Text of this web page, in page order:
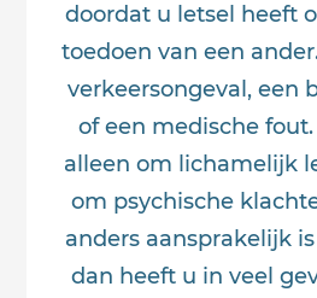
doordat u letsel heeft
toedoen van een
verkeersongeval, een
of een medische
alleen om lichamelijk
om psychische
anders aansprakelijk
dan heeft u in veel